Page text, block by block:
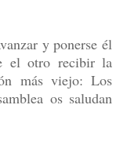
y ponerse él
el otro recibir la
más viejo: Los
os saludan